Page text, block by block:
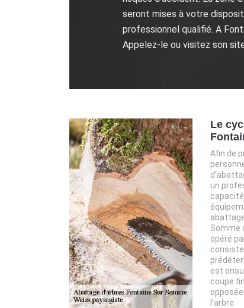
seront mises à votre
professionnel qualifié. A
Appelez-le ou visitez son
Le
Afin de
un
Somme
opéré
est
coupe
l’arbre.